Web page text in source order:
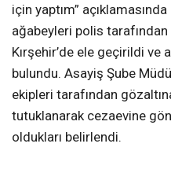
için yaptım”
ağabeyleri polis tarafından
Kırşehir’de ele geçirildi ve
bulundu. Asayiş Şube
ekipleri tarafından
tutuklanarak cezaevine
oldukları belirlendi.